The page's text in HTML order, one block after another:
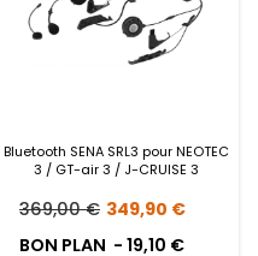
Bluetooth SENA SRL3 pour NEOTEC
3 / GT-air 3 / J-CRUISE 3
369,00€ Le
prix
349,90 €Le
BON PLAN - 19,10 €